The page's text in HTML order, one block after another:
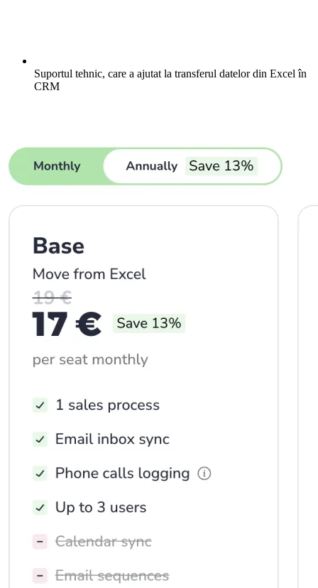
Suportul tehnic, care a ajutat la transferul datelor din Excel în
CRM